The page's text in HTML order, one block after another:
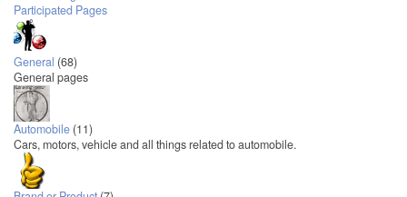
Participated Pages
General (68)
General pages
Automobile (11)
Cars, motors, vehicle and all things related to automobile.